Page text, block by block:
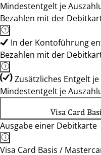
Mindestentgelt je
Bezahlen mit der
In der Kontoführung
Bezahlen mit der
Zusätzliches Entgelt
Mindestentgelt je
Visa Card
Ausgabe einer Debitkarte
Visa Card Basis /